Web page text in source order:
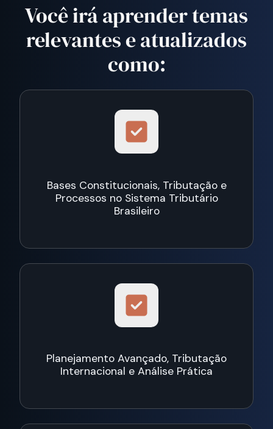
Você irá aprender temas
relevantes e atualizados
como:
Bases Constitucionais, Tributação e
Processos no Sistema Tributário
Brasileiro
Planejamento Avançado, Tributação
Internacional e Análise Prática